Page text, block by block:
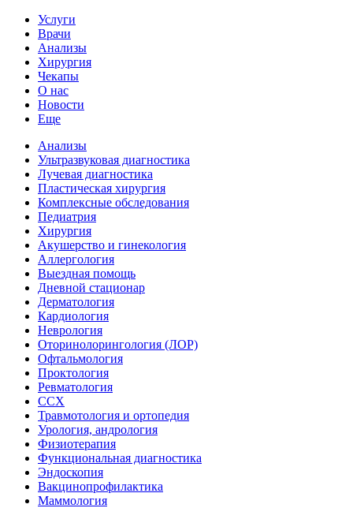
Услуги
Врачи
Анализы
Хирургия
Чекапы
О нас
Новости
Еще
Анализы
Ультразвуковая диагностика
Лучевая диагностика
Пластическая хирургия
Комплексные обследования
Педиатрия
Хирургия
Акушерство и гинекология
Аллергология
Выездная помощь
Дневной стационар
Дерматология
Кардиология
Неврология
Оторинолорингология (ЛОР)
Офтальмология
Проктология
Ревматология
ССХ
Травмотология и ортопедия
Урология, андрология
Физиотерапия
Функциональная диагностика
Эндоскопия
Вакцинопрофилактика
Маммология